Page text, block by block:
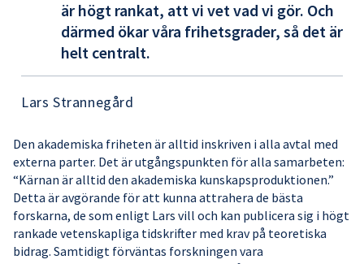
är högt rankat, att vi vet vad vi gör. Och
därmed ökar våra frihetsgrader, så det är
helt centralt.
Lars Strannegård
Den akademiska friheten är alltid inskriven i alla avtal med
externa parter. Det är utgångspunkten för alla samarbeten:
“Kärnan är alltid den akademiska kunskapsproduktionen.”
Detta är avgörande för att kunna attrahera de bästa
forskarna, de som enligt Lars vill och kan publicera sig i högt
rankade vetenskapliga tidskrifter med krav på teoretiska
bidrag. Samtidigt förväntas forskningen vara